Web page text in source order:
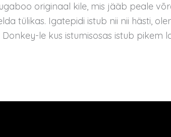
originaal kile, mis jääb peale
tülikas. Igatepidi istub nii nii hästi,
le kus istumisosas istub pikem